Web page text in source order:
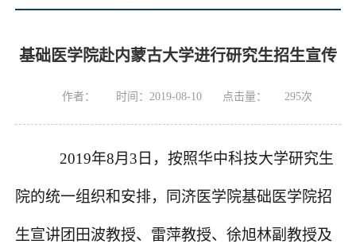
基础医学院赴内蒙古大学进行研究生招生宣传
作者： 时间：2019-08-10 点击量： 295次
2019年8月 3 日，按照华中科技大学研究生
院的统一组织和安排， 同济医学院基础医学院招
生宣讲团 田波教授、 雷萍教授、徐旭林副教授及